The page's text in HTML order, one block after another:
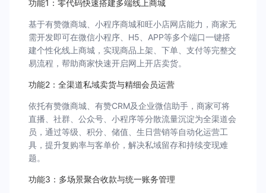
功能1：零代码快速搭建多端线上商城
基于有赞微商城、小程序商城和旺小店网店能力，商家无
需开发即可在微信小程序、H5、APP等多个端口一键搭
建个性化线上商城，实现商品上架、下单、支付等完整交
易流程，帮助商家快速开启网上开店卖货。
功能2：全渠道私域卖货与精细会员运营
依托有赞微商城、有赞CRM及企业微信助手，商家可将
直播、社群、公众号、小程序等分散流量沉淀为全渠道会
员，通过等级、积分、储值、生日营销等自动化运营工
具，提升复购率与客单价，解决私域留存和持续变现难
题。
功能3：多场景聚合收款与统一账务管理